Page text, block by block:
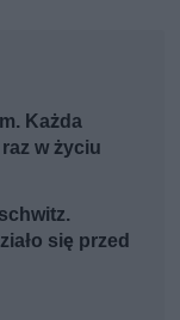
Każda
w życiu
się przed